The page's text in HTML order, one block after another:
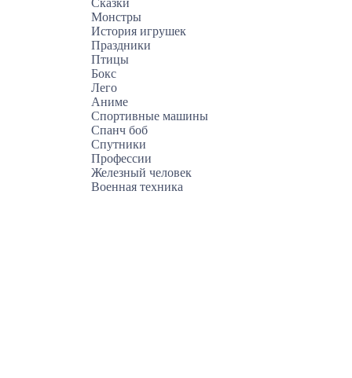
Сказки
Монстры
История игрушек
Праздники
Птицы
Бокс
Лего
Аниме
Спортивные машины
Спанч боб
Спутники
Профессии
Железный человек
Военная техника